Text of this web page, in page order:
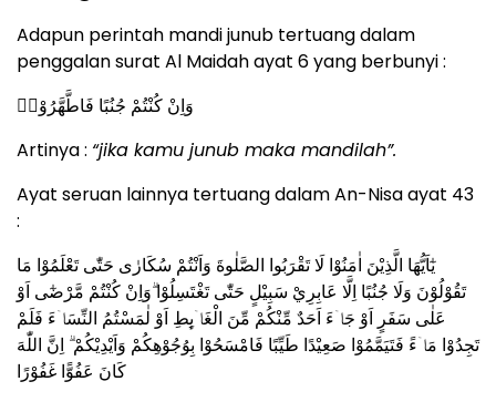
Adapun perintah mandi junub tertuang dalam
penggalan surat Al Maidah ayat 6 yang berbunyi :
وَاِنْ كُنْتُمْ جُنُبًا فَاطَّهَّرُوْاۗ
Artinya : “jika kamu junub maka mandilah”.
Ayat seruan lainnya tertuang dalam An-Nisa ayat 43
:
يٰٓاَيُّهَا الَّذِيْنَ اٰمَنُوْا لَا تَقْرَبُوا الصَّلٰوةَ وَاَنْتُمْ سُكَارٰى حَتّٰى تَعْلَمُوْا مَا
تَقُوْلُوْنَ وَلَا جُنُبًا اِلَّا عَابِرِيْ سَبِيْلٍ حَتّٰى تَغْتَسِلُوْا ۗوَاِنْ كُنْتُمْ مَّرْضٰٓى اَوْ
عَلٰى سَفَرٍ اَوْ جَاۤءَ اَحَدٌ مِّنْكُمْ مِّنَ الْغَاۤىِٕطِ اَوْ لٰمَسْتُمُ النِّسَاۤءَ فَلَمْ
تَجِدُوْا مَاۤءً فَتَيَمَّمُوْا صَعِيْدًا طَيِّبًا فَامْسَحُوْا بِوُجُوْهِكُمْ وَاَيْدِيْكُمْ ۗ اِنَّ اللّٰهَ
كَانَ عَفُوًّا غَفُوْرًا